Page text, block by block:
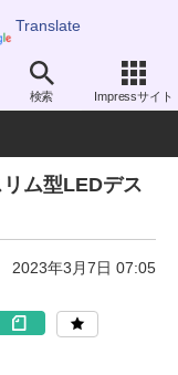
Translate
検索 Impressサイト
タンド
ム型LEDデス
2023年3月7日 07:05